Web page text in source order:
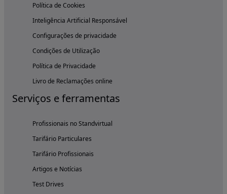
Política de Cookies
Inteligência Artificial Responsável
Configurações de privacidade
Condições de Utilização
Política de Privacidade
Livro de Reclamações online
Serviços e ferramentas
Profissionais no Standvirtual
Tarifário Particulares
Tarifário Profissionais
Artigos e Notícias
Test Drives